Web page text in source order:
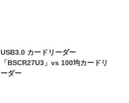
USB3.0 カードリーダー
「BSCR27U3」vs 100均カードリ
ーダー